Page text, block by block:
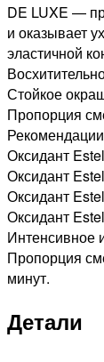
КРЕМ-
КРАСКА
ДЛЯ
ВОЛОС
ТЕМНО-
РУСЫЙ
ФИОЛЕТОВО-
КРАСНЫЙ,
60мл
DE LUXE —
и оказывает
эластичной
Стойкое
Пропорция
Оксидант
Оксидант
Оксидант
Оксидант
Интенсивное
Пропорция
минут.
Детали